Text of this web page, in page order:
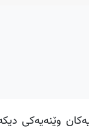
وێنەیەکی